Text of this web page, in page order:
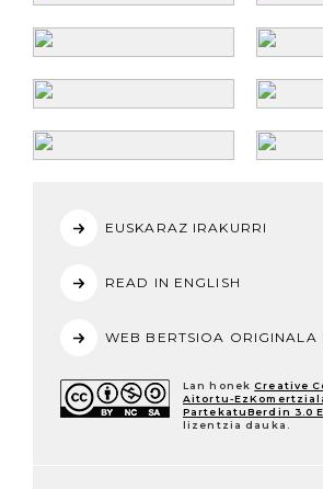
EUSKARAZ IRAKURRI
READ IN ENGLISH
WEB BERTSIOA ORIGINALA
Lan honek Creative
Aitortu-
PartekatuBerdin 3.0
lizentzia dauka.